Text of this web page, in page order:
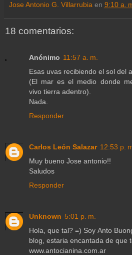
Jose Antonio G. Villarrubia en 9:10 a.
18 comentarios:
Anónimo 11:57 a. m.
Esas uvas recibiendo el sol del
(El mar es el medio donde
vivo tierra adentro).
Nada.
Responder
Carlos León Salazar 12:53 p.
Muy bueno Jose antonio!!
Saludos
Responder
Unknown 5:01 p. m.
Hola, que tal? =) Soy Anto
blog, estaria encantada de que
www.antocianina.com.ar